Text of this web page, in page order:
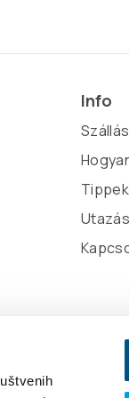
Info
Szállás